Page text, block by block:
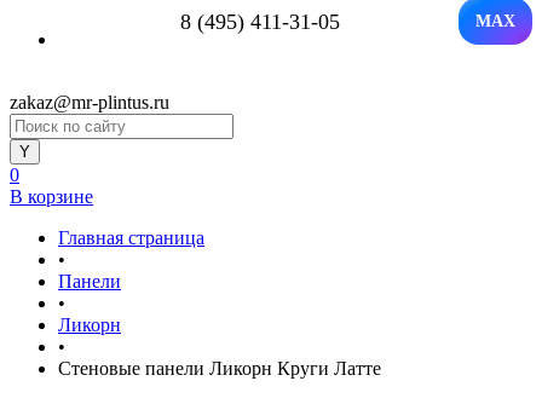
8 (495) 411-31-05 MAX
zakaz@mr-plintus.ru
0
В корзине
Главная страница
•
Панели
•
Ликорн
•
Стеновые панели Ликорн Круги Латте